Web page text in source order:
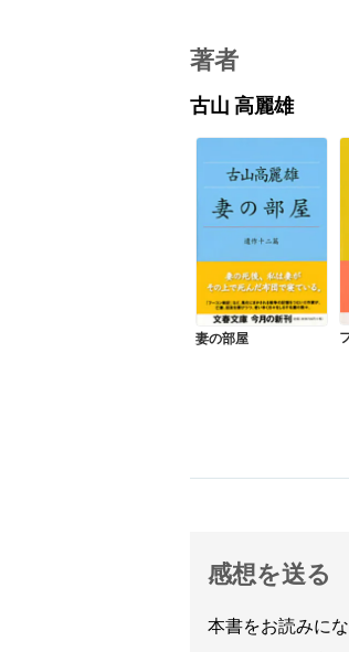
著者
古山 高麗雄
妻の部屋
感想を送る
本書をお読みに